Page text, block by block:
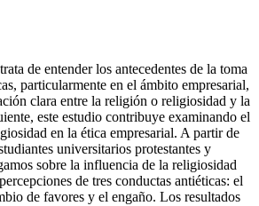
de entender los antecedentes de la toma
particularmente en el ámbito empresarial,
clara entre la religión o religiosidad y la
este estudio contribuye examinando el
en la ética empresarial. A partir de
universitarios protestantes y
sobre la influencia de la religiosidad
de tres conductas antiéticas: el
de favores y el engaño. Los resultados